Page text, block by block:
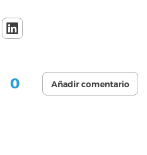
0 Añadir comentario